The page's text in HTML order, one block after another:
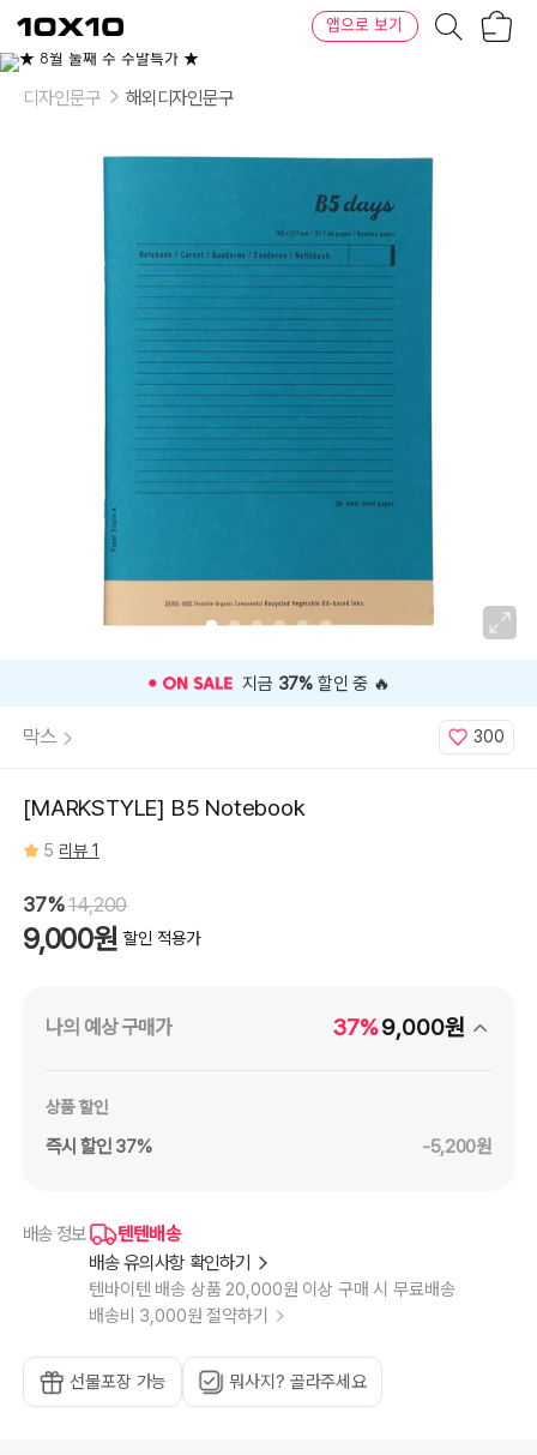
텐
바
텐
앱으로 보기
이
상
디자인문구 해외디자인문구
⭐️ 고객 평점5 인기 상품 ⭐️
막스 300
[MARKSTYLE] B5 Notebook
5 리뷰 1
37%14,200
9,000원 할인 적용가
나의 예상 구매가 37%9,000원
상품 할인
즉시 할인 37% -5,200원
배송 정보
텐텐배송
배송 유의사항 확인하기
텐바이텐 배송 상품 20,000원 이상 구매 시 무료배송
배송비 3,000원 절약하기
선물포장 가능 뭐사지? 골라주세요